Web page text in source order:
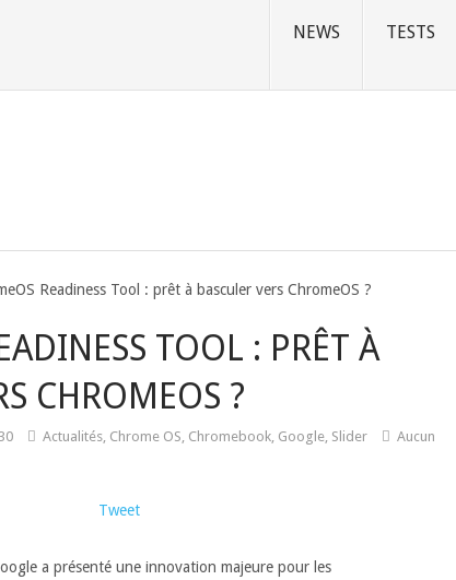
NEWS TESTS
Readiness Tool : prêt à basculer vers ChromeOS ?
TOOL : PRÊT À
CHROMEOS ?
Actualités, Chrome OS, Chromebook, Google, Slider
Aucun
Tweet
a présenté une innovation majeure pour les